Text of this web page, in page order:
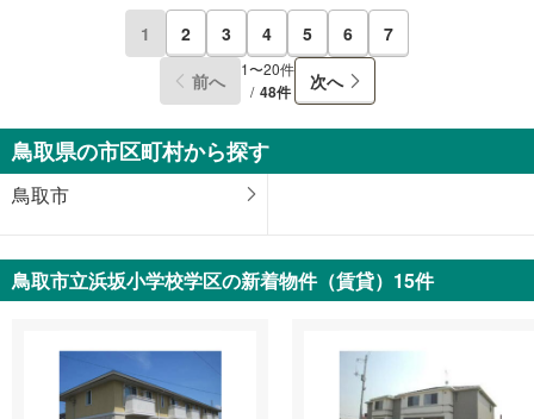
前へ
1 2 3 4 5 6
7
次へ
1〜20件
48件
鳥取県の市区町村から探す
鳥取市
鳥取市立浜坂小学校学区の新着物件（賃貸）15件